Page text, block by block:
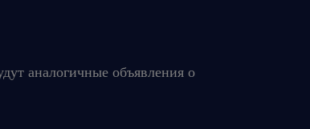
аналогичные объявления о